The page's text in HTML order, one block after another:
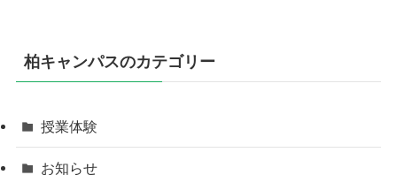
柏キャンパスのカテゴリー
授業体験
お知らせ